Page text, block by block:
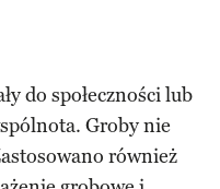
do społeczności lub
Groby nie
również